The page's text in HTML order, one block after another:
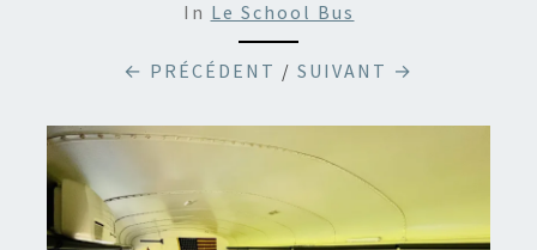
In Le School Bus
← PRÉCÉDENT / SUIVANT →